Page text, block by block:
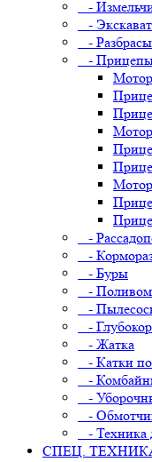
-
-
-
-
-
-
- Буры
-
-
-
- Жатка
- Катки
-
-
-
- Техника
СПЕЦ.